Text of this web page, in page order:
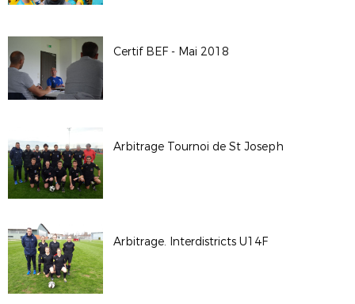
Certif BEF - Mai 2018
Arbitrage Tournoi de St Joseph
Arbitrage. Interdistricts U14F